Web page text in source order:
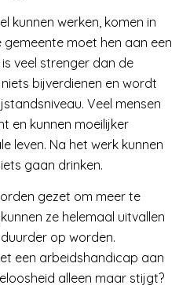
kunnen werken, komen in
moet hen aan een
veel strenger dan de
bijverdienen en wordt
Veel mensen
en kunnen moeilijker
leven. Na het werk kunnen
gaan drinken.
gezet om meer te
ze helemaal uitvallen
op worden.
een arbeidshandicap aan
alleen maar stijgt?